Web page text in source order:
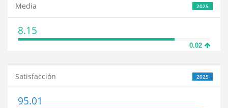
2025
Media
8.15
0.02
2025
Satisfacción
95.01